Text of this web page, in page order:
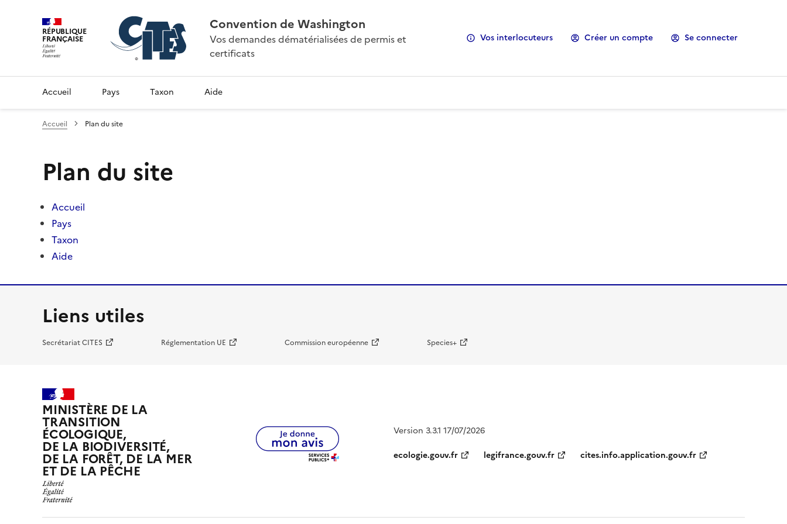
RÉPUBLIQUE
FRANÇAISE
Convention de Washington
Vos demandes dématérialisées de permis et
certificats
Vos interlocuteurs Créer un compte Se connecter
Accueil Pays Taxon Aide
Accueil Plan du site
Plan du site
Accueil
Pays
Taxon
Aide
Liens utiles
Secrétariat CITES Réglementation UE Commission européenne Species+
MINISTÈRE DE LA
TRANSITION
ÉCOLOGIQUE,
DE LA BIODIVERSITÉ,
DE LA FORÊT, DE LA MER
ET DE LA PÊCHE
Version 3.3.1 17/07/2026
ecologie.gouv.fr
legifrance.gouv.fr cites.info.application.gouv.fr